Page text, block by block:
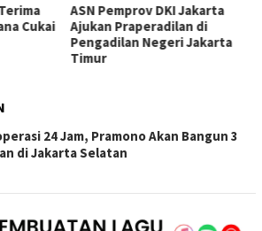
Cukai
ASN Pemprov DKI Jakarta
Ajukan Praperadilan di
Pengadilan Negeri Jakarta
Timur
24 Jam, Pramono Akan Bangun 3
di Jakarta Selatan